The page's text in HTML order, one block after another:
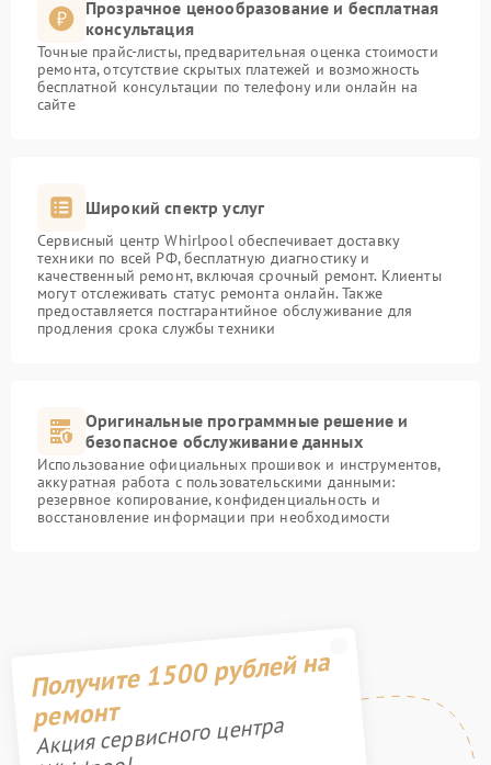
Прозрачное ценообразование и бесплатная
консультация
Точные прайс-листы, предварительная оценка стоимости
ремонта, отсутствие скрытых платежей и возможность
бесплатной консультации по телефону или онлайн на
сайте
Широкий спектр услуг
Сервисный центр Whirlpool обеспечивает доставку
техники по всей РФ, бесплатную диагностику и
качественный ремонт, включая срочный ремонт. Клиенты
могут отслеживать статус ремонта онлайн. Также
предоставляется постгарантийное обслуживание для
продления срока службы техники
Оригинальные программные решение и
безопасное обслуживание данных
Использование официальных прошивок и инструментов,
аккуратная работа с пользовательскими данными:
резервное копирование, конфиденциальность и
восстановление информации при необходимости
Получите 1500 рублей на
ремонт
Акция сервисного центра